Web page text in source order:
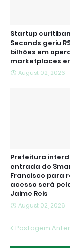
Startup
Seconds geriu R$
bilhões em
marketplaces
August 02, 2026
Prefeitura
entrada do
Francisco para
acesso será
Jaime Reis
August 02, 2026
Postagem